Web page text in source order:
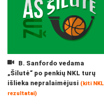
B. Sanfordo vedama
„Šilutė“ po penkių NKL turų
išlieka nepralaimėjusi (kiti NKL
rezultatai)